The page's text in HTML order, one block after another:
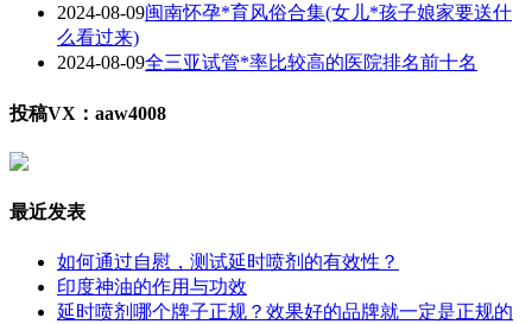
2024-08-09闽南怀孕*育风俗合集(女儿*孩子娘家要送什
么看过来)
2024-08-09全三亚试管*率比较高的医院排名前十名
投稿VX：aaw4008
最近发表
如何通过自慰，测试延时喷剂的有效性？
印度神油的作用与功效
延时喷剂哪个牌子正规？效果好的品牌就一定是正规的